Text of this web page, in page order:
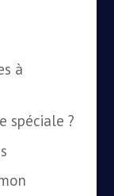
à
spéciale ?